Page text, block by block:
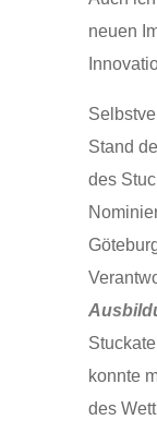
neuen
Stand
des
konnte
des